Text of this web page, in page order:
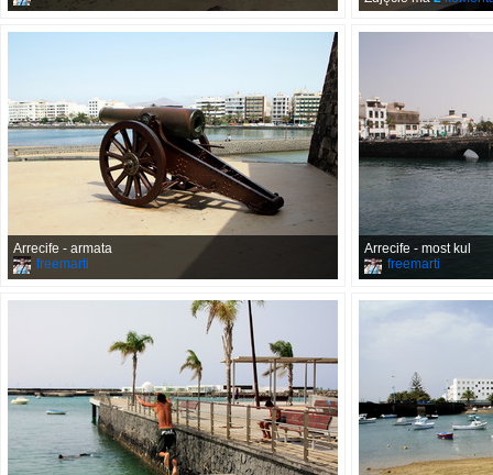
Arrecife - armata
freemarti
Arrecife - most kul
freemarti